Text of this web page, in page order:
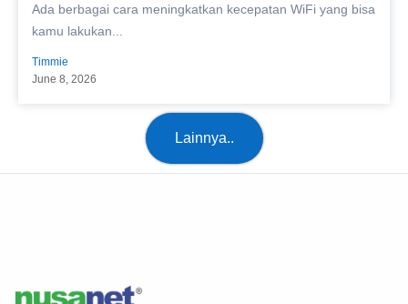
Ada berbagai cara meningkatkan kecepatan WiFi yang bisa
kamu lakukan...
Timmie
June 8, 2026
Lainnya..